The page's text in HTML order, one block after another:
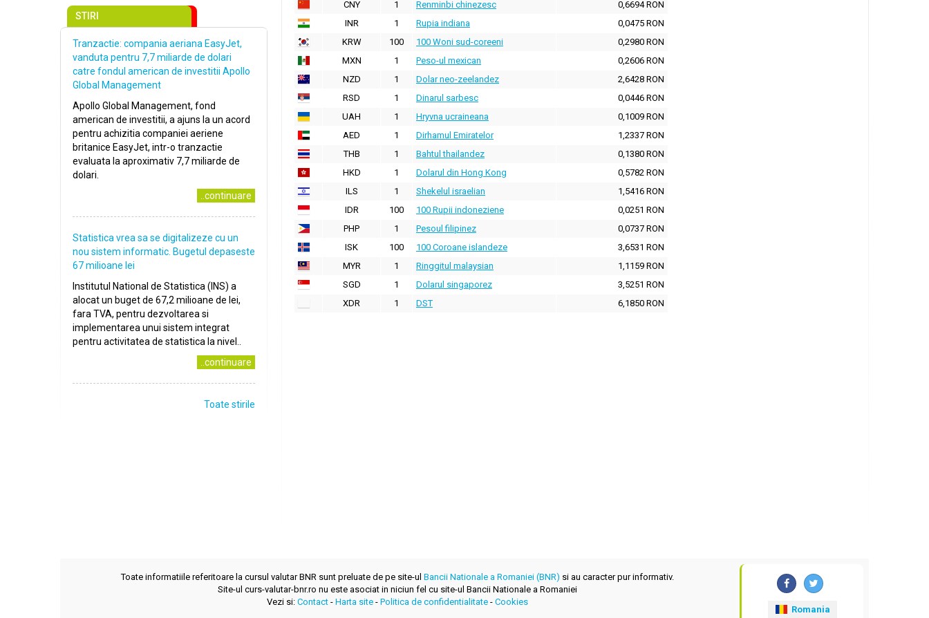
CNY
1 Renminbi chinezesc
0,6694 RON
INR
1 Rupia indiana
0,0475 RON
KRW
100 100 Woni sud-coreeni
0,2980 RON
MXN
1 Peso-ul mexican
0,2606 RON
NZD
1 Dolar neo-zeelandez
2,6428 RON
RSD
1 Dinarul sarbesc
0,0446 RON
UAH
1 Hryvna ucraineana
0,1009 RON
AED
1 Dirhamul Emiratelor
1,2337 RON
THB
1 Bahtul thailandez
0,1380 RON
HKD
1 Dolarul din Hong Kong
0,5782 RON
ILS
1 Shekelul israelian
1,5416 RON
IDR
100 100 Rupii indoneziene
0,0251 RON
PHP
1 Pesoul filipinez
0,0737 RON
ISK
100 100 Coroane islandeze
3,6531 RON
MYR
1 Ringgitul malaysian
1,1159 RON
SGD
1 Dolarul singaporez
3,5251 RON
XDR
1 DST 6,1850 RON
STIRI
Tranzactie: compania aeriana EasyJet,
vanduta pentru 7,7 miliarde de dolari
catre fondul american de investitii Apollo
Global Management
Apollo Global Management, fond
american de investitii, a ajuns la un acord
pentru achizitia companiei aeriene
britanice EasyJet, intr-o tranzactie
evaluata la aproximativ 7,7 miliarde de
dolari.
..continuare
Statistica vrea sa se digitalizeze cu un
nou sistem informatic. Bugetul depaseste
67 milioane lei
Institutul National de Statistica (INS) a
alocat un buget de 67,2 milioane de lei,
fara TVA, pentru dezvoltarea si
implementarea unui sistem integrat
pentru activitatea de statistica la nivel..
..continuare
Toate stirile
Toate informatiile referitoare la cursul valutar BNR sunt preluate de pe site-ul Bancii Nationale a Romaniei (BNR) si au caracter pur informativ.
Site-ul curs-valutar-bnr.ro nu este asociat in niciun fel cu site-ul Bancii Nationale a Romaniei
Vezi si: Contact- Harta site- Politica de confidentialitate- Cookies
Romania